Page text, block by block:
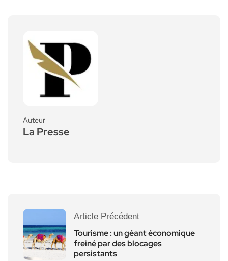
Auteur
La Presse
Article Précédent
Tourisme : un géant économique
freiné par des blocages
persistants